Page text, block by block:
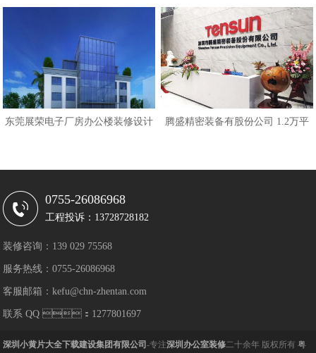
东莞展荣电子厂房办公楼装修设计 腾盛精密装备有股份公司 1.2万平
0755-26086968
工程投诉：13728728182
装修咨询：139 029 75568
服务热线：0755-26086968
客服邮箱：kefu@chn-zhentan.com
联系 QQ ：1277801697
深圳小黄片大全下载建设集团有限公司-专注深圳办公室装修二十余年 版权所有粤